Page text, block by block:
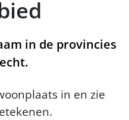
in de provincies
in en zie